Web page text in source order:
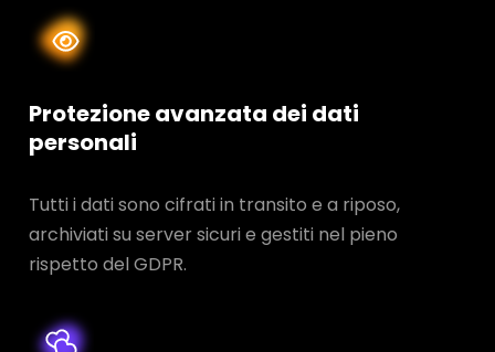
Protezione avanzata dei dati
personali
Tutti i dati sono cifrati in transito e a riposo,
archiviati su server sicuri e gestiti nel pieno
rispetto del GDPR.